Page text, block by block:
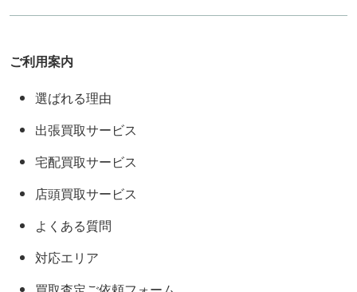
ご利用案内
選ばれる理由
出張買取サービス
宅配買取サービス
店頭買取サービス
よくある質問
対応エリア